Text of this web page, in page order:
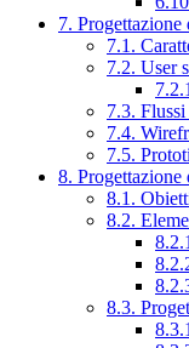
7. Progettazione
7.1.
7.2. User
7.3.
7.4.
7.5.
8. Progettazione
8.1.
8.2.
8.3.